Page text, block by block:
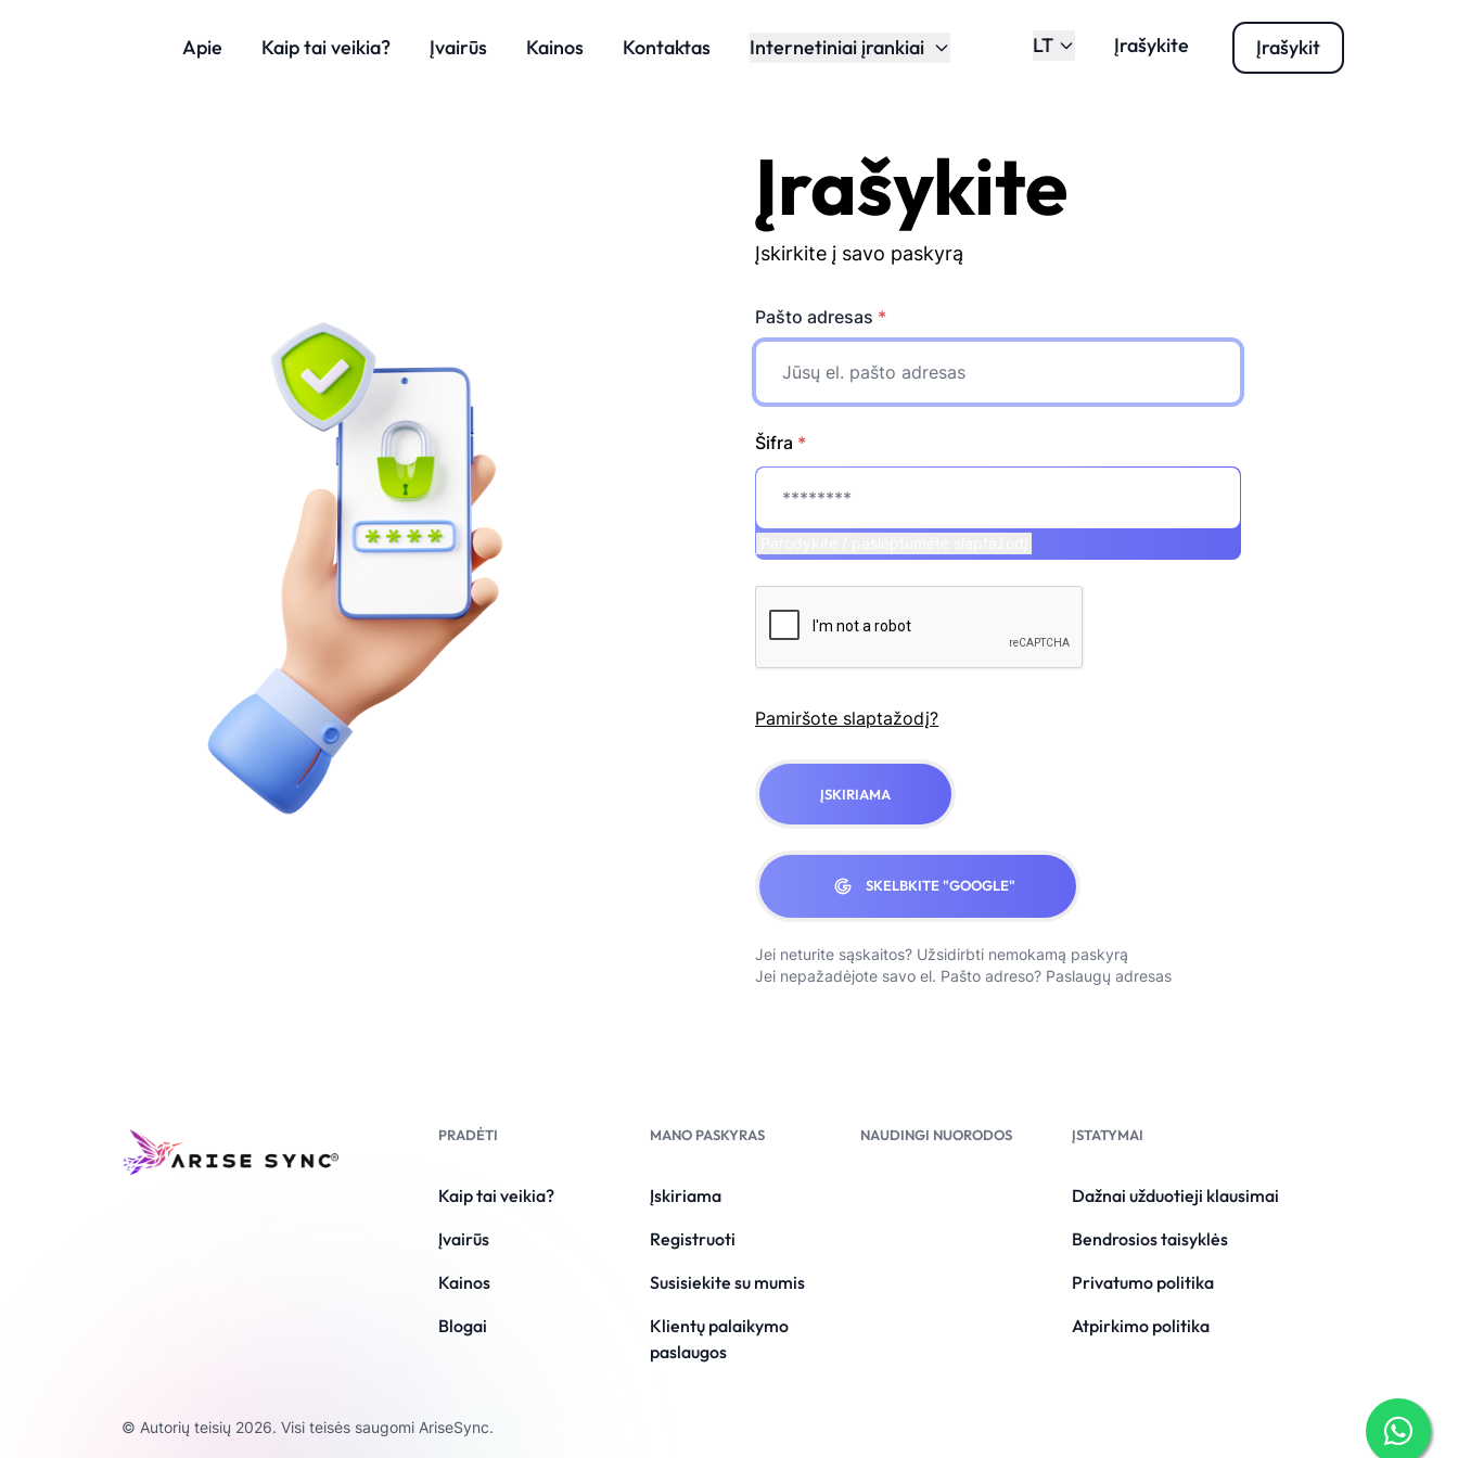
Apie Kaip tai veikia? Įvairūs Kainos Kontaktas Internetiniai įrankiai LT Įrašykite Įrašykit
Įrašykite
Įskirkite į savo paskyrą
Pašto adresas *
Šifra *
Pamiršote slaptažodį?
ĮSKIRIAMA
SKELBKITE "GOOGLE"
Jei neturite sąskaitos? Užsidirbti nemokamą paskyrą
Jei nepažadėjote savo el. Pašto adreso? Paslaugų adresas
PRADĖTI
Kaip tai veikia?
Įvairūs
Kainos
Blogai
MANO PASKYRAS
Įskiriama
Registruoti
Susisiekite su mumis
Klientų palaikymo
paslaugos
NAUDINGI NUORODOS ĮSTATYMAI
Dažnai užduotieji klausimai
Bendrosios taisyklės
Privatumo politika
Atpirkimo politika
© Autorių teisių 2026. Visi teisės saugomi AriseSync.